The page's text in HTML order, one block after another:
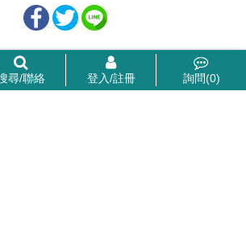
尋/聯絡 登入/註冊 詢問(0)